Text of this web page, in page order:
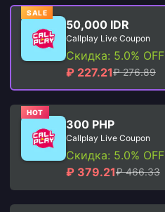
SALE
50,000 IDR
Callplay Live Coupon
Скидка: 5.0% OFF
₽ 227.21₽ 276.89
HOT
300 PHP
Callplay Live Coupon
Скидка: 5.0% OFF
₽ 379.21₽ 466.33